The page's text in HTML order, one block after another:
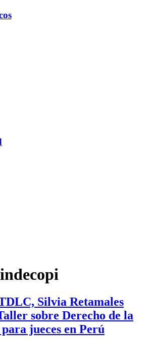
indecopi
Silvia Retamales
sobre Derecho de la
jueces en Perú